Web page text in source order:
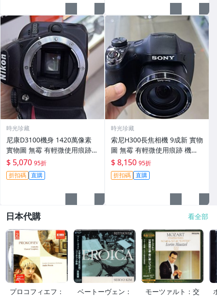
時光珍藏
尼康D3100機身 1420萬像素
實物圖 無霉 有輕微使用痕跡
機身原裝 無拆修無翻新 臨-34
3
$ 5,070 95折
折扣碼 直購
時光珍藏
索尼H300長焦相機 9成新 實物
圖 無霉 有輕微使用痕跡 機身
鏡頭原裝 無拆修無翻新-3430
$ 8,150 95折
折扣碼 直購
日本代購 看全部
プロコフィエフ：
ベートーヴェン：
モーツァルト：交